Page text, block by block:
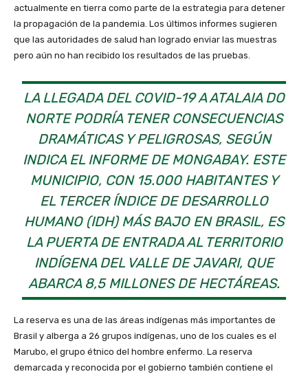
actualmente en tierra como parte de la estrategia para detener
la propagación de la pandemia. Los últimos informes sugieren
que las autoridades de salud han logrado enviar las muestras
pero aún no han recibido los resultados de las pruebas.
LA LLEGADA DEL COVID-19 A ATALAIA DO
NORTE PODRÍA TENER CONSECUENCIAS
DRAMÁTICAS Y PELIGROSAS, SEGÚN
INDICA EL INFORME DE MONGABAY. ESTE
MUNICIPIO, CON 15.000 HABITANTES Y
EL TERCER ÍNDICE DE DESARROLLO
HUMANO (IDH) MÁS BAJO EN BRASIL, ES
LA PUERTA DE ENTRADA AL TERRITORIO
INDÍGENA DEL VALLE DE JAVARI, QUE
ABARCA 8,5 MILLONES DE HECTÁREAS.
La reserva es una de las áreas indígenas más importantes de
Brasil y alberga a 26 grupos indígenas, uno de los cuales es el
Marubo, el grupo étnico del hombre enfermo. La reserva
demarcada y reconocida por el gobierno también contiene el